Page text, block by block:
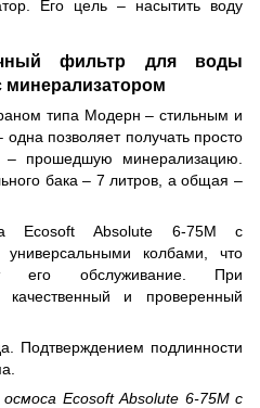
Его цель – насытить воду
фильтр для воды
минерализатором
типа Модерн – стильным и
позволяет получать просто
прошедшую минерализацию.
бака – 7 литров, а общая –
Ecosoft Absolute 6-75M с
колбами, что
его обслуживание. При
качественный и проверенный
Подтверждением подлинности
Ecosoft Absolute 6-75M с